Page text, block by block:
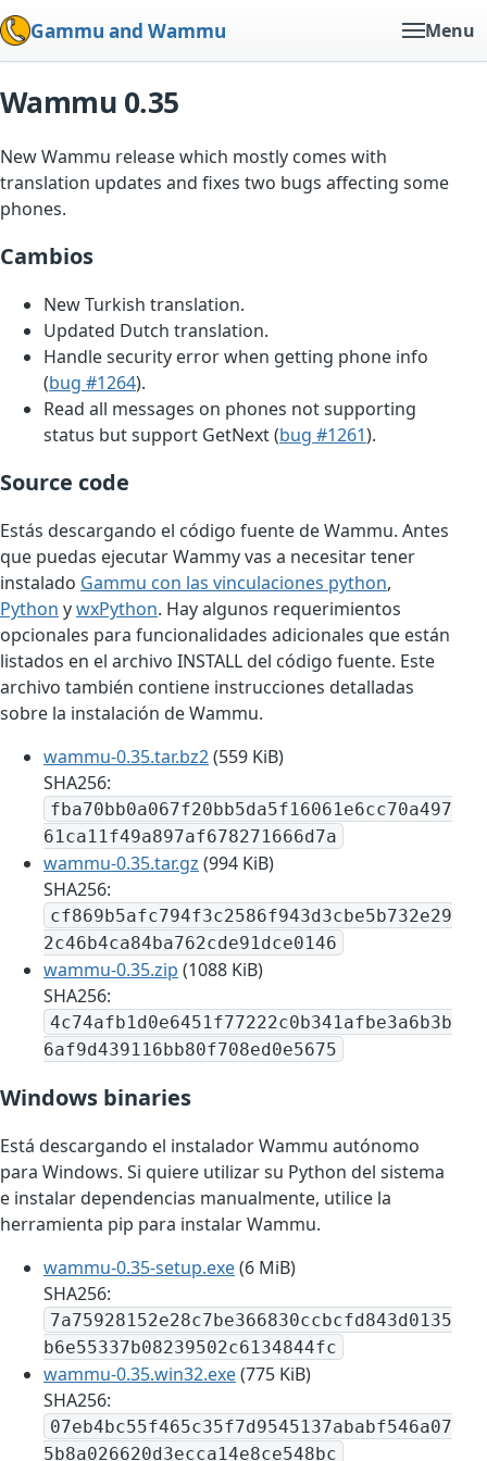
Gammu and Wammu Menu
Wammu 0.35
New Wammu release which mostly comes with
translation updates and fixes two bugs affecting some
phones.
Cambios
New Turkish translation.
Updated Dutch translation.
Handle security error when getting phone info
(bug #1264).
Read all messages on phones not supporting
status but support GetNext (bug #1261).
Source code
Estás descargando el código fuente de Wammu. Antes
que puedas ejecutar Wammy vas a necesitar tener
instalado Gammu con las vinculaciones python,
Python ywxPython. Hay algunos requerimientos
opcionales para funcionalidades adicionales que están
listados en el archivo INSTALL del código fuente. Este
archivo también contiene instrucciones detalladas
sobre la instalación de Wammu.
wammu-0.35.tar.bz2(559 KiB)
SHA256:
fba70bb0a067f20bb5da5f16061e6cc70a497
61ca11f49a897af678271666d7a
wammu-0.35.tar.gz (994 KiB)
SHA256:
cf869b5afc794f3c2586f943d3cbe5b732e29
2c46b4ca84ba762cde91dce0146
wammu-0.35.zip (1088 KiB)
SHA256:
4c74afb1d0e6451f77222c0b341afbe3a6b3b
6af9d439116bb80f708ed0e5675
Windows binaries
Está descargando el instalador Wammu autónomo
para Windows. Si quiere utilizar su Python del sistema
e instalar dependencias manualmente, utilice la
herramienta pip para instalar Wammu.
wammu-0.35-setup.exe(6 MiB)
SHA256:
7a75928152e28c7be366830ccbcfd843d0135
b6e55337b08239502c6134844fc
wammu-0.35.win32.exe(775 KiB)
SHA256:
07eb4bc55f465c35f7d9545137ababf546a07
5b8a026620d3ecca14e8ce548bc